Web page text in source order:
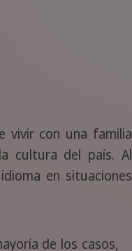
vivir con una familia
cultura del país. Al
en situaciones
de los casos,